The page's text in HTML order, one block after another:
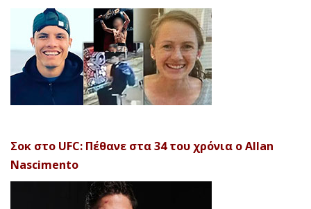
Σοκ στο UFC: Πέθανε στα 34 του χρόνια ο Allan
Nascimento